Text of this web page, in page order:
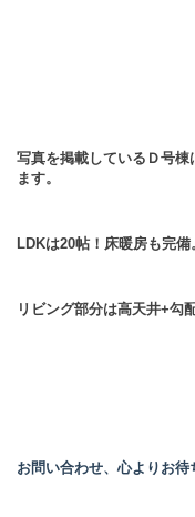
写真を掲載しているＤ号棟
ます。
LDKは20帖！床暖房も完備
リビング部分は高天井+勾
お問い合わせ、心よりお待